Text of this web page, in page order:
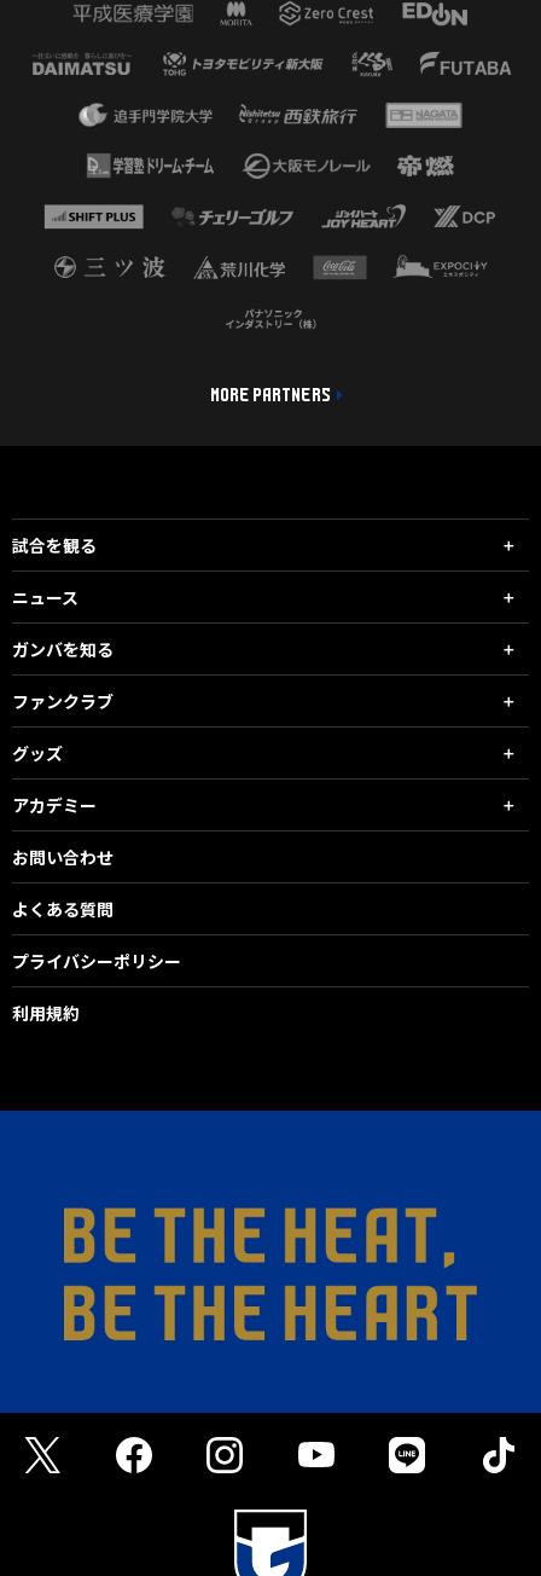
MORE PARTNERS
試合を観る
ニュース
ガンバを知る
ファンクラブ
グッズ
アカデミー
お問い合わせ
よくある質問
プライバシーポリシー
利用規約